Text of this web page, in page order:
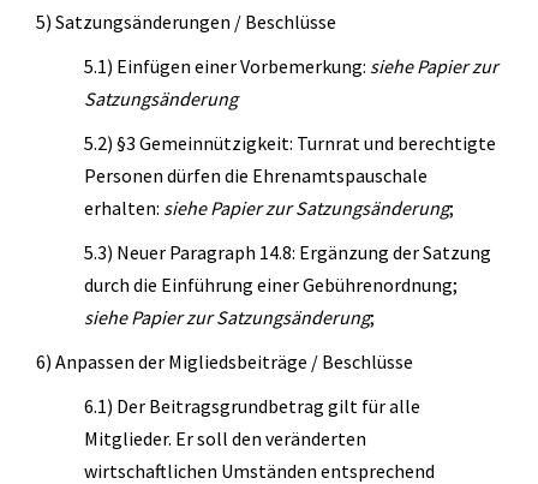
Schwimmer
Seniorensport
Sportabzeichen
Trampolin
Zumba
TV 1872 Saarlouis e.V.
Vorstand
Turnrat
Mitgliedschaft
5) Satzungsänderungen / Beschlüsse
5.1) Einfügen einer Vorbemerkung: siehe Papier zur
Satzungsänderung
5.2) §3 Gemeinnützigkeit: Turnrat und berechtigte
Personen dürfen die Ehrenamtspauschale
erhalten: siehe Papier zur Satzungsänderung;
5.3) Neuer Paragraph 14.8: Ergänzung der Satzung
durch die Einführung einer Gebührenordnung;
siehe Papier zur Satzungsänderung;
6) Anpassen der Migliedsbeiträge / Beschlüsse
6.1) Der Beitragsgrundbetrag gilt für alle
Mitglieder. Er soll den veränderten
wirtschaftlichen Umständen entsprechend